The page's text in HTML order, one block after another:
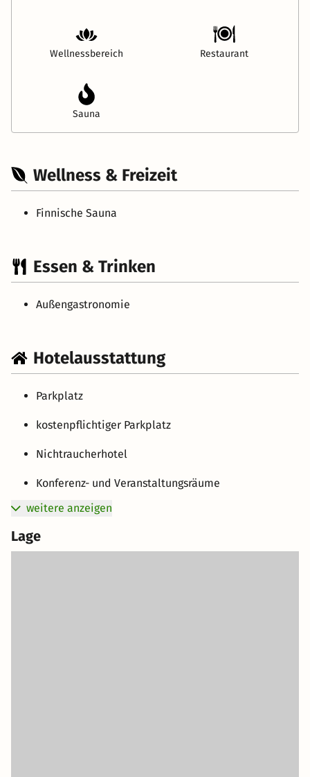
Wellnessbereich Restaurant
Sauna
Wellness & Freizeit
Finnische Sauna
Essen & Trinken
Außengastronomie
Hotelausstattung
Parkplatz
kostenpflichtiger Parkplatz
Nichtraucherhotel
Konferenz- und Veranstaltungsräume
weitere anzeigen
Lage